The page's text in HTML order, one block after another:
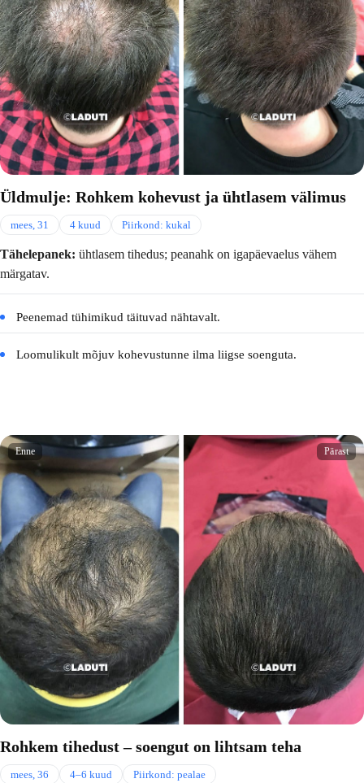
Üldmulje: Rohkem kohevust ja ühtlasem välimus
mees, 31 4 kuud Piirkond: kukal
Tähelepanek: ühtlasem tihedus; peanahk on igapäevaelus vähem
märgatav.
Peenemad tühimikud täituvad nähtavalt.
Loomulikult mõjuv kohevustunne ilma liigse soenguta.
Enne Pärast
Rohkem tihedust – soengut on lihtsam teha
mees, 36 4–6 kuud Piirkond: pealae